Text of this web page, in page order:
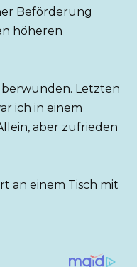
Beförderung
höheren
Letzten
ich in einem
aber zufrieden
an einem Tisch mit